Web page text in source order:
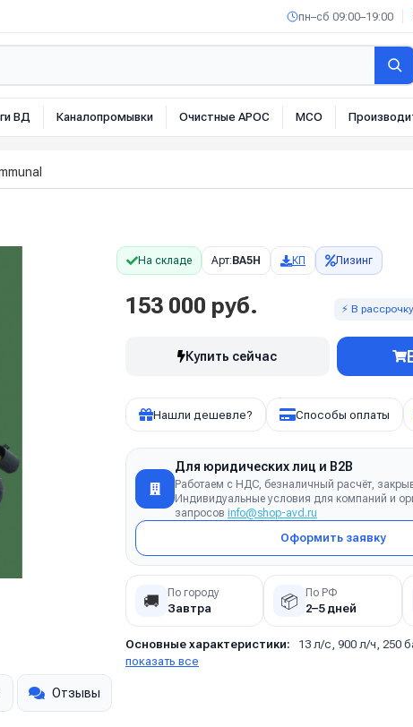
пн–сб 09:00–19:00
ВД Каналопромывки Очистные АРОС МСО
На складе Арт: BA5H КП Лизинг
153 000 руб. ⚡ В
Купить сейчас
Нашли дешевле? Способы оплаты
Для юридических лиц и B2B
Работаем с НДС, безналичный расчёт,
Индивидуальные условия для компаний и
запросов info@shop-avd.ru
Оформить заявку
🚚 По городу
Завтра 📦 По РФ
2–5 дней
Основные характеристики:
13 л/с, 900 л/ч, 250
показать все
Отзывы